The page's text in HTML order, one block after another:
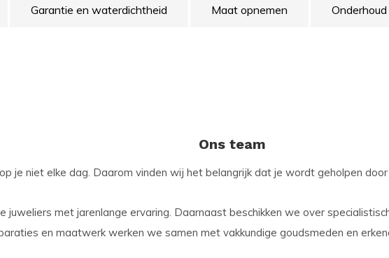
Garantie en waterdichtheid Maat opnemen Onderhoud
Ons team
je niet elke dag. Daarom vinden wij het belangrijk dat je wordt geholpen
met jarenlange ervaring. Daarnaast beschikken we over
en maatwerk werken we samen met vakkundige goudsmeden en